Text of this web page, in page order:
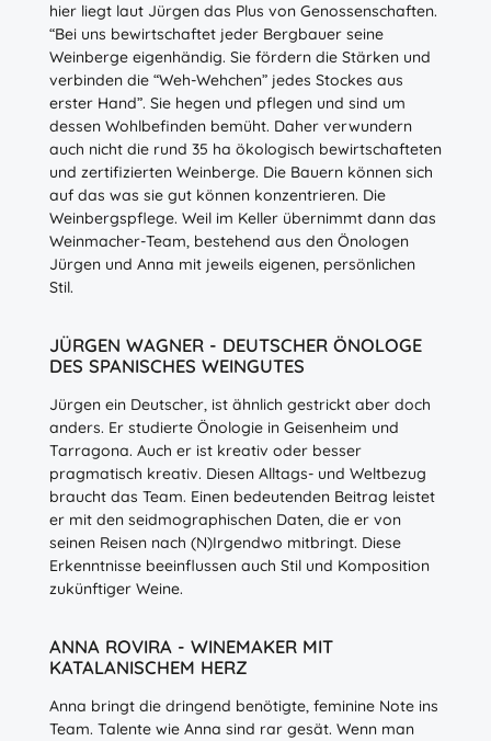
hier liegt laut Jürgen das Plus von Genossenschaften.
“Bei uns bewirtschaftet jeder Bergbauer seine
Weinberge eigenhändig. Sie fördern die Stärken und
verbinden die “Weh-Wehchen” jedes Stockes aus
erster Hand”. Sie hegen und pflegen und sind um
dessen Wohlbefinden bemüht. Daher verwundern
auch nicht die rund 35 ha ökologisch bewirtschafteten
und zertifizierten Weinberge. Die Bauern können sich
auf das was sie gut können konzentrieren. Die
Weinbergspflege. Weil im Keller übernimmt dann das
Weinmacher-Team, bestehend aus den Önologen
Jürgen und Anna mit jeweils eigenen, persönlichen
Stil.
JÜRGEN WAGNER - DEUTSCHER ÖNOLOGE
DES SPANISCHES WEINGUTES
Jürgen ein Deutscher, ist ähnlich gestrickt aber doch
anders. Er studierte Önologie in Geisenheim und
Tarragona. Auch er ist kreativ oder besser
pragmatisch kreativ. Diesen Alltags- und Weltbezug
braucht das Team. Einen bedeutenden Beitrag leistet
er mit den seidmographischen Daten, die er von
seinen Reisen nach (N)Irgendwo mitbringt. Diese
Erkenntnisse beeinflussen auch Stil und Komposition
zukünftiger Weine.
ANNA ROVIRA - WINEMAKER MIT
KATALANISCHEM HERZ
Anna bringt die dringend benötigte, feminine Note ins
Team. Talente wie Anna sind rar gesät. Wenn man